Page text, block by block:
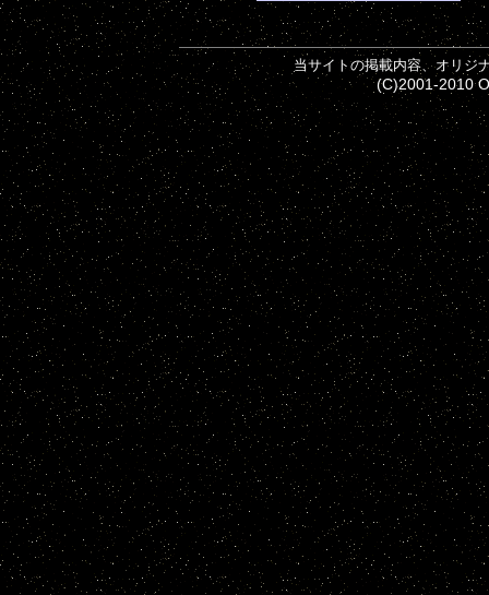
当サイトの掲載内容、オリジ
(C)2001-2010